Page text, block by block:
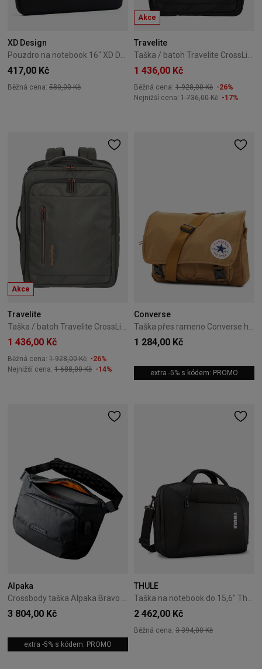
XD Design
417,00 Kč
Běžná cena: 580,00 Kč
Akce
Travelite
1 436,00 Kč
Běžná cena: 1 928,00 Kč -26%
Nejnižší cena: 1 736,00 Kč -17%
Akce
Travelite
1 436,00 Kč
Běžná cena: 1 928,00 Kč -26%
Nejnižší cena: 1 688,00 Kč -14%
Converse
1 284,00 Kč
extra -5% s kódem: PROMO
Alpaka
Crossbody taška Alpaka Bravo Sling Max V2 – Černá
3 804,00 Kč
extra -5% s kódem: PROMO
THULE
Taška na notebook do 15,6" Thule Accent 17L Black
2 462,00 Kč
Běžná cena: 3 394,00 Kč